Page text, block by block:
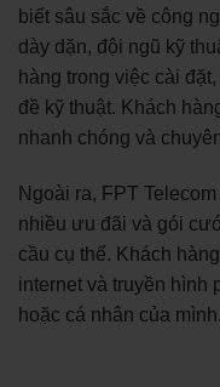
biết sâu sắc về công
dày dặn, đội ngũ kỹ
hàng trong việc cài
đề kỹ thuật. Khách
nhanh chóng và
Ngoài ra, FPT
nhiều ưu đãi và gói
cầu cụ thể. Khách
internet và truyền hình
hoặc cá nhân của mình.